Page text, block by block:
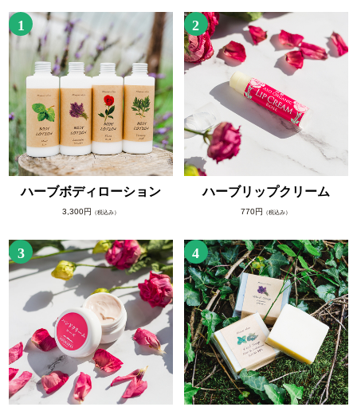
1
ハーブボディローション
3,300円 （税込み）
2
ハーブリップクリーム
770円 （税込み）
3 4